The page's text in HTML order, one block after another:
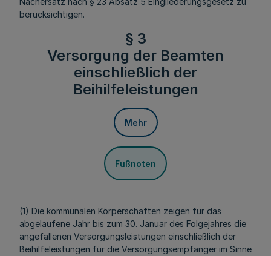
berücksichtigen.
§ 3
Versorgung der Beamten
einschließlich der
Beihilfeleistungen
Mehr
Fußnoten
(1) Die kommunalen Körperschaften zeigen für das
abgelaufene Jahr bis zum 30. Januar des Folgejahres die
angefallenen Versorgungsleistungen einschließlich der
Beihilfeleistungen für die Versorgungsempfänger im Sinne